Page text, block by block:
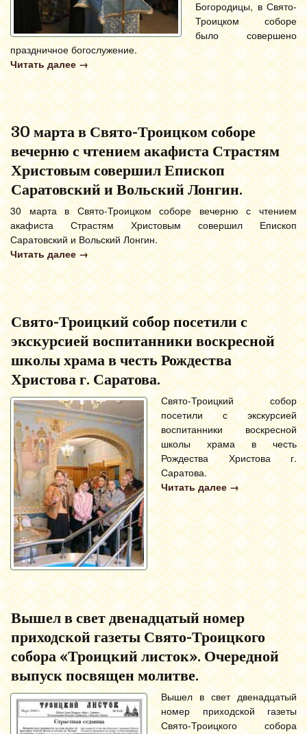
Богородицы, в Свято-
Троицком соборе
было совершено
праздничное богослужение.
Читать далее →
30 марта в Свято-Троицком соборе
вечерню с чтением акафиста Страстям
Христовым совершил Епископ
Саратовский и Вольский Лонгин.
30 марта в Свято-Троицком соборе вечерню с чтением
акафиста Страстям Христовым совершил Епископ
Саратовский и Вольский Лонгин.
Читать далее →
Свято-Троицкий собор посетили с
экскурсией воспитанники воскресной
школы храма в честь Рождества
Христова г. Саратова.
Свято-Троицкий собор
посетили с экскурсией
воспитанники воскресной
школы храма в честь
Рождества Христова г.
Саратова.
Читать далее →
Вышел в свет двенадцатый номер
приходской газеты Свято-Троицкого
собора «Троицкий листок». Очередной
выпуск посвящен молитве.
Вышел в свет двенадцатый
номер приходской газеты
Свято-Троицкого собора